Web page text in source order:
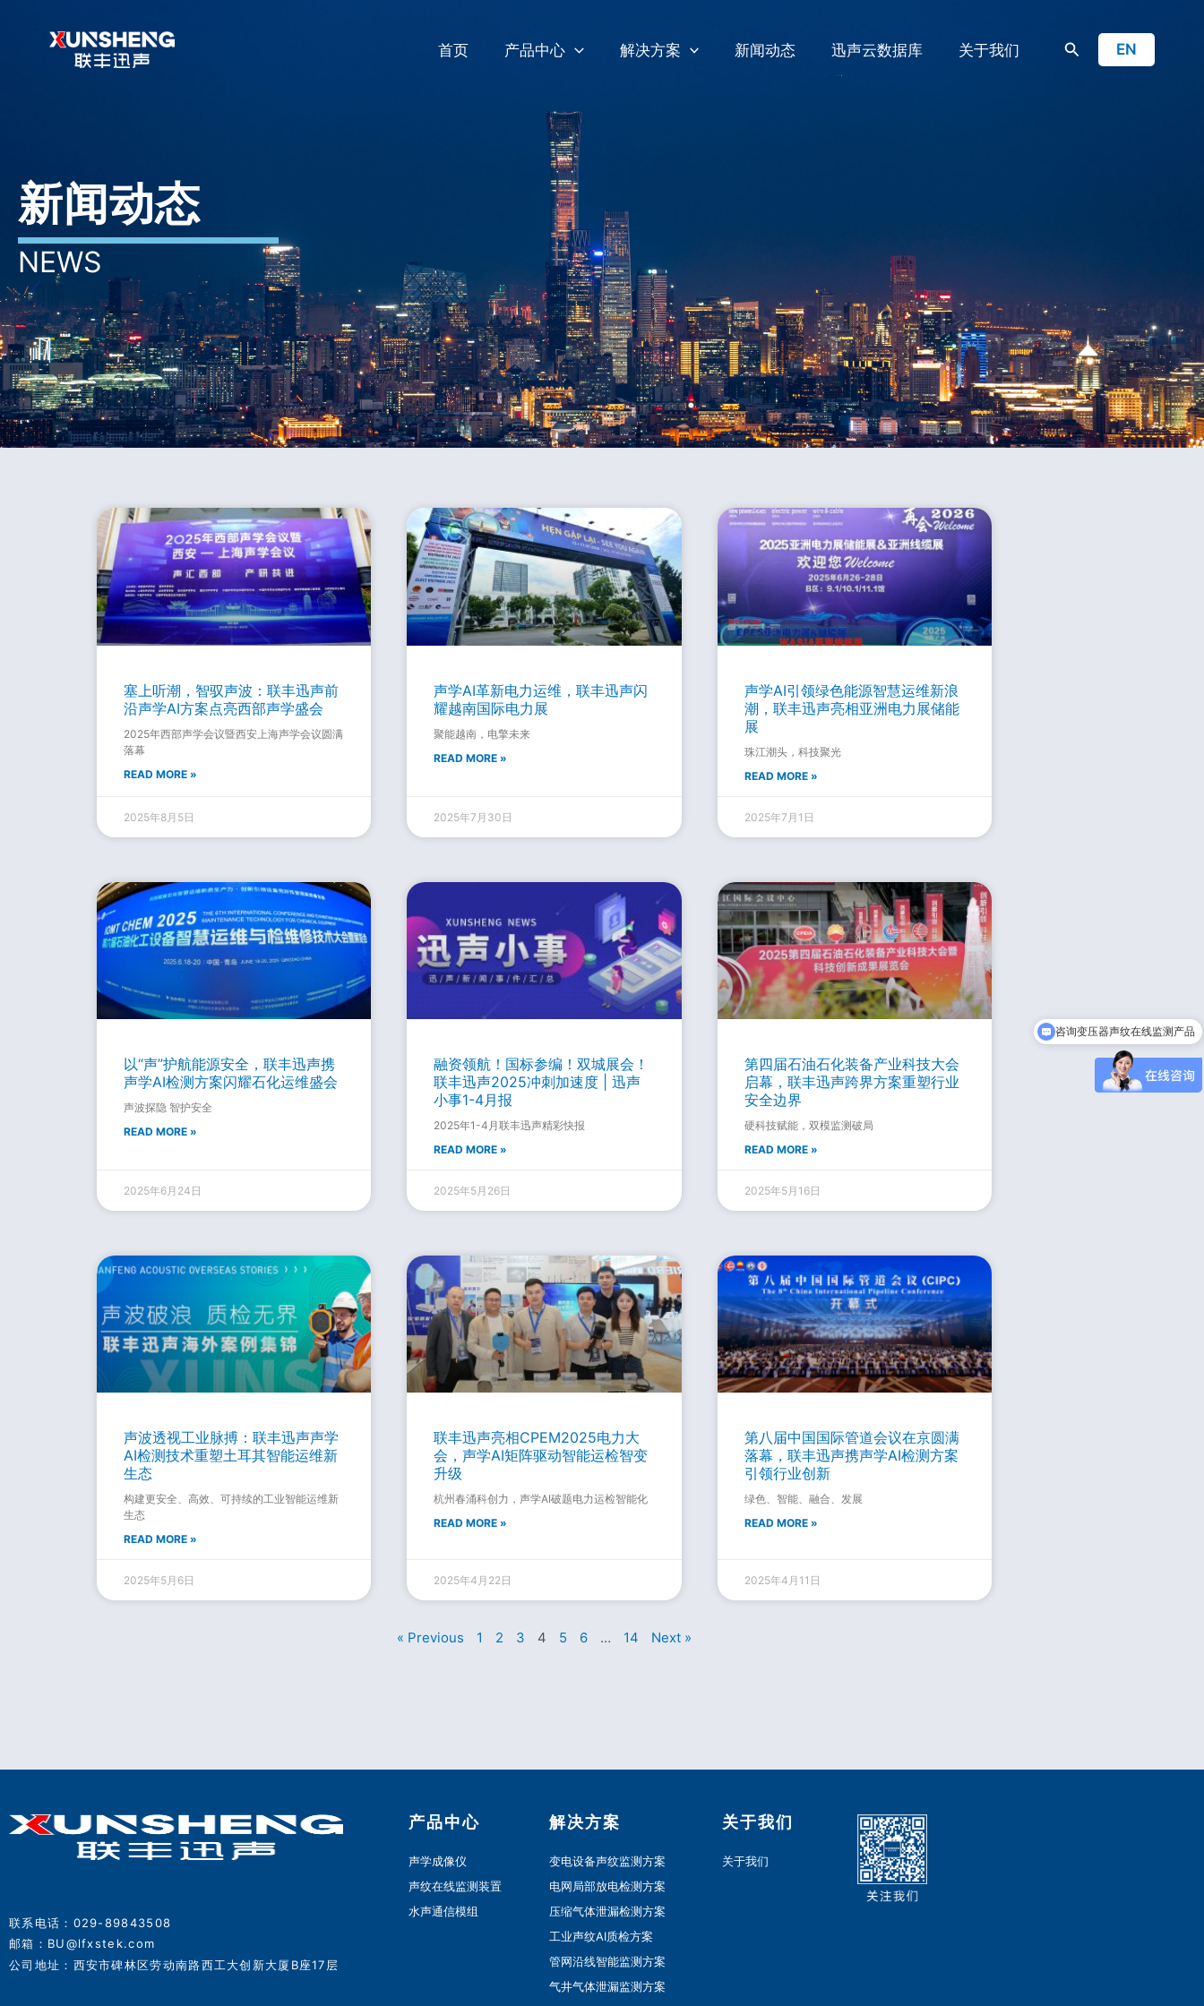
首页 产品中心 解决方案 新闻动态 迅声云数据库 关于我们
搜
EN
新闻动态
NEWS
塞上听潮，智驭声波：联丰迅声前
沿声学AI方案点亮西部声学盛会
2025年西部声学会议暨西安上海声学会议圆满
落幕
READ MORE »
2025年8月5日
声学AI革新电力运维，联丰迅声闪
耀越南国际电力展
聚能越南，电擎未来
READ MORE »
2025年7月30日
声学AI引领绿色能源智慧运维新浪
潮，联丰迅声亮相亚洲电力展储能
展
珠江潮头，科技聚光
READ MORE »
2025年7月1日
以“声”护航能源安全，联丰迅声携
声学AI检测方案闪耀石化运维盛会
声波探隐 智护安全
READ MORE »
2025年6月24日
融资领航！国标参编！双城展会！
联丰迅声2025冲刺加速度 | 迅声
小事1-4月报
2025年1-4月联丰迅声精彩快报
READ MORE »
2025年5月26日
第四届石油石化装备产业科技大会
启幕，联丰迅声跨界方案重塑行业
安全边界
硬科技赋能，双模监测破局
READ MORE »
2025年5月16日
声波透视工业脉搏：联丰迅声声学
AI检测技术重塑土耳其智能运维新
生态
构建更安全、高效、可持续的工业智能运维新
生态
READ MORE »
2025年5月6日
联丰迅声亮相CPEM2025电力大
会，声学AI矩阵驱动智能运检智变
升级
杭州春涌科创力，声学AI破题电力运检智能化
READ MORE »
2025年4月22日
第八届中国国际管道会议在京圆满
落幕，联丰迅声携声学AI检测方案
引领行业创新
绿色、智能、融合、发展
READ MORE »
2025年4月11日
« Previous
Page
1
Page
2
Page
3
Page
4
Page
5
Page
6 … 14 Next »
联系电话：029-89843508
邮箱：BU@lfxstek.com
公司地址：西安市碑林区劳动南路西工大创新大厦B座17层
产品中心
声学成像仪
声纹在线监测装置
水声通信模组
解决方案
变电设备声纹监测方案
电网局部放电检测方案
压缩气体泄漏检测方案
工业声纹AI质检方案
管网沿线智能监测方案
气井气体泄漏监测方案
关于我们
关于我们
可以介绍下你们的产品么